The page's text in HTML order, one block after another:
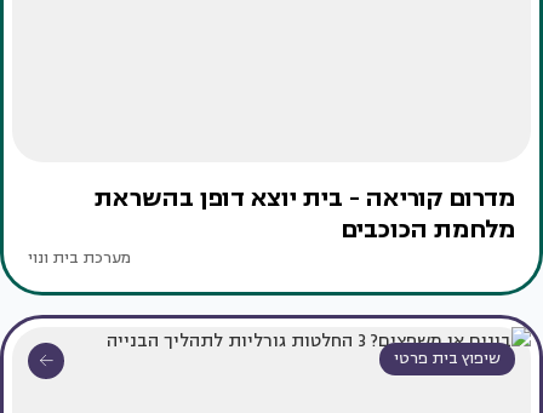
מדרום קוריאה - בית יוצא דופן בהשראת
מלחמת הכוכבים
מערכת בית ונוי
שיפוץ בית פרטי